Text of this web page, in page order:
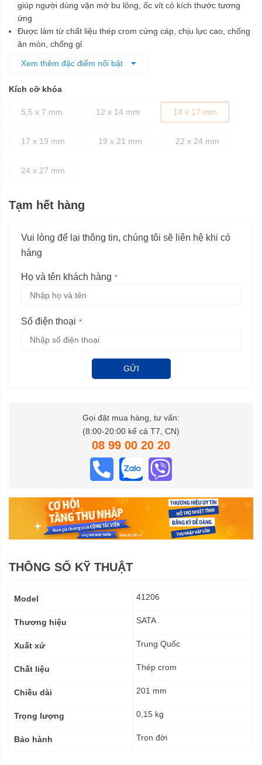
giúp người dùng vặn mở bu lông, ốc vít có kích thước tương
ứng
Được làm từ chất liệu thép crom cứng cáp, chịu lực cao, chống
ăn mòn, chống gỉ
đảm bảo cố định các chi tiết bu lông dễ dàng, nhanh chóng mà
Xem thêm đặc điểm nổi bật
Kích cỡ khóa
5,5 x 7 mm 12 x 14 mm 14 x 17 mm
17 x 19 mm 19 x 21 mm 22 x 24 mm
24 x 27 mm
Tạm hết hàng
Vui lòng để lại thông tin, chúng tôi sẽ liên hệ khi có
hàng
Họ và tên khách hàng
Số điện thoại
GỬI
Gọi đặt mua hàng, tư vấn:
(8:00-20:00 kể cả T7, CN)
08 99 00 20 20
THÔNG SỐ KỸ THUẬT
kỹ
Model 41206
Thương hiệu SATA
Xuất xứ Trung Quốc
Chất liệu Thép crom
Chiều dài 201 mm
Trọng lượng 0,15 kg
Bảo hành Trọn đời